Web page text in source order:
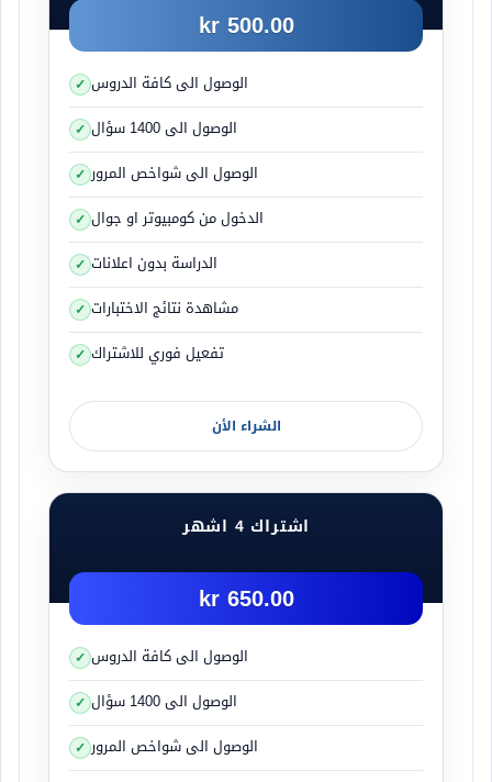
500.00 kr
الوصول الى كافة الدروس
الوصول الى 1400 سؤال
الوصول الى شواخص المرور
الدخول من كومبيوتر او جوال
الدراسة بدون اعلانات
مشاهدة نتائج الاختبارات
تفعيل فوري للاشتراك
الشراء الأن
اشتراك 4 اشهر
650.00 kr
الوصول الى كافة الدروس
الوصول الى 1400 سؤال
الوصول الى شواخص المرور